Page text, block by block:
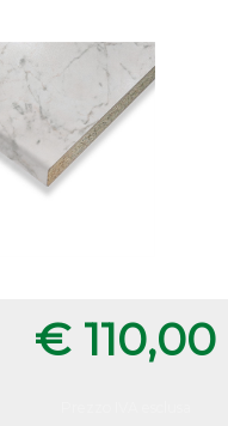
€ 110,00